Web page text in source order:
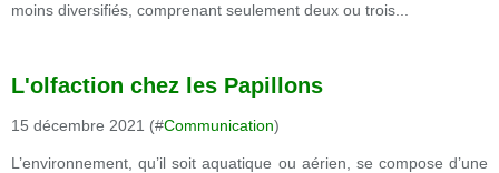
moins diversifiés, comprenant seulement deux ou trois...
L'olfaction chez les Papillons
15 décembre 2021 (#Communication)
L’environnement, qu’il soit aquatique ou aérien, se compose d’une